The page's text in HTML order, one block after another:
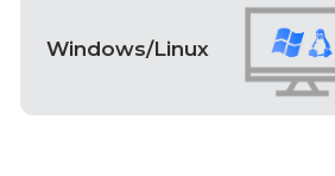
Windows/Linux